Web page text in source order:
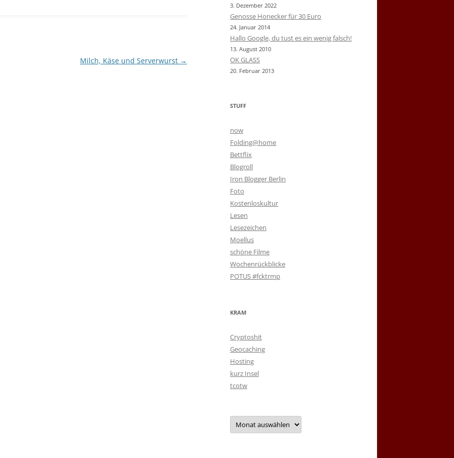
Milch, Käse und Serverwurst →
3. Dezember 2022
Genosse Honecker für 30 Euro
24. Januar 2014
Hallo Google, du tust es ein wenig falsch!
13. August 2010
OK GLASS
20. Februar 2013
STUFF
now
Folding@home
Bettflix
Blogroll
Iron Blogger Berlin
Foto
Kostenloskultur
Lesen
Lesezeichen
Moellus
schöne Filme
Wochenrückblicke
POTUS #fcktrmp
KRAM
Cryptoshit
Geocaching
Hosting
kurz Insel
tcotw
Archiv